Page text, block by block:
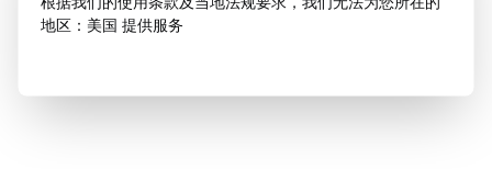
地区：美国 提供服务